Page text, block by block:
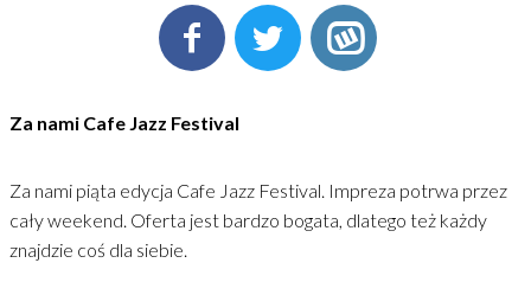
Za nami Cafe Jazz Festival
Za nami piąta edycja Cafe Jazz Festival. Impreza potrwa przez
cały weekend. Oferta jest bardzo bogata, dlatego też każdy
znajdzie coś dla siebie.